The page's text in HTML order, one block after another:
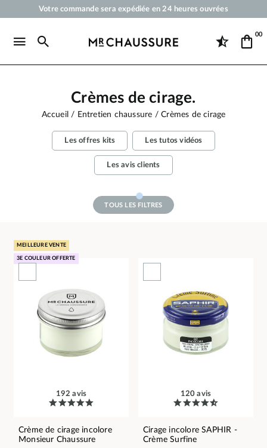
Votre commande sera expédiée en 24 heures ouvrées
Livraison offerte dès 50 €
00
Crèmes de cirage.
Accueil Entretien chaussure Crèmes de cirage
Les offres kits Les tutos vidéos
Les avis clients
TOUS LES FILTRES
MEILLEURE VENTE
3E COULEUR OFFERTE
192 avis
Crème de cirage incolore
Monsieur Chaussure
120 avis
Cirage incolore SAPHIR -
Crème Surfine